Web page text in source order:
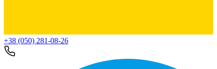
+38 (050) 281-08-26